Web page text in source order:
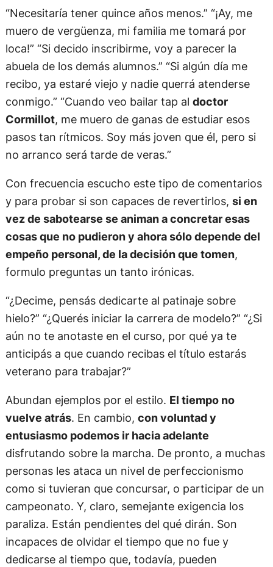
“Necesitaría tener quince años menos.” “¡Ay, me
muero de vergüenza, mi familia me tomará por
loca!” “Si decido inscribirme, voy a parecer la
abuela de los demás alumnos.” “Si algún día me
recibo, ya estaré viejo y nadie querrá atenderse
conmigo.” “Cuando veo bailar tap al doctor
Cormillot, me muero de ganas de estudiar esos
pasos tan rítmicos. Soy más joven que él, pero si
no arranco será tarde de veras.”
Con frecuencia escucho este tipo de comentarios
y para probar si son capaces de revertirlos, si en
vez de sabotearse se animan a concretar esas
cosas que no pudieron y ahora sólo depende del
empeño personal, de la decisión que tomen,
formulo preguntas un tanto irónicas.
“¿Decime, pensás dedicarte al patinaje sobre
hielo?” “¿Querés iniciar la carrera de modelo?” “¿Si
aún no te anotaste en el curso, por qué ya te
anticipás a que cuando recibas el título estarás
veterano para trabajar?”
Abundan ejemplos por el estilo. El tiempo no
vuelve atrás. En cambio, con voluntad y
entusiasmo podemos ir hacia adelante
disfrutando sobre la marcha. De pronto, a muchas
personas les ataca un nivel de perfeccionismo
como si tuvieran que concursar, o participar de un
campeonato. Y, claro, semejante exigencia los
paraliza. Están pendientes del qué dirán. Son
incapaces de olvidar el tiempo que no fue y
dedicarse al tiempo que, todavía, pueden